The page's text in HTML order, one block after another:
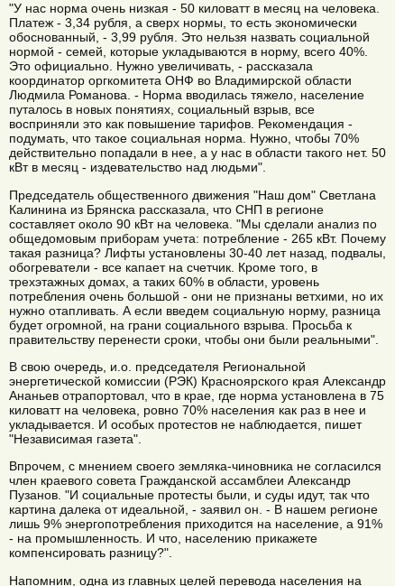
"У нас норма очень низкая - 50 киловатт в месяц на человека.
Платеж - 3,34 рубля, а сверх нормы, то есть экономически
обоснованный, - 3,99 рубля. Это нельзя назвать социальной
нормой - семей, которые укладываются в норму, всего 40%.
Это официально. Нужно увеличивать, - рассказала
координатор оргкомитета ОНФ во Владимирской области
Людмила Романова. - Норма вводилась тяжело, население
путалось в новых понятиях, социальный взрыв, все
восприняли это как повышение тарифов. Рекомендация -
подумать, что такое социальная норма. Нужно, чтобы 70%
действительно попадали в нее, а у нас в области такого нет. 50
кВт в месяц - издевательство над людьми".
Председатель общественного движения "Наш дом" Светлана
Калинина из Брянска рассказала, что СНП в регионе
составляет около 90 кВт на человека. "Мы сделали анализ по
общедомовым приборам учета: потребление - 265 кВт. Почему
такая разница? Лифты установлены 30-40 лет назад, подвалы,
обогреватели - все капает на счетчик. Кроме того, в
трехэтажных домах, а таких 60% в области, уровень
потребления очень большой - они не признаны ветхими, но их
нужно отапливать. А если введем социальную норму, разница
будет огромной, на грани социального взрыва. Просьба к
правительству перенести сроки, чтобы они были реальными".
В свою очередь, и.о. председателя Региональной
энергетической комиссии (РЭК) Красноярского края Александр
Ананьев отрапортовал, что в крае, где норма установлена в 75
киловатт на человека, ровно 70% населения как раз в нее и
укладывается. И особых протестов не наблюдается, пишет
"Независимая газета".
Впрочем, с мнением своего земляка-чиновника не согласился
член краевого совета Гражданской ассамблеи Александр
Пузанов. "И социальные протесты были, и суды идут, так что
картина далека от идеальной, - заявил он. - В нашем регионе
лишь 9% энергопотребления приходится на население, а 91%
- на промышленность. И что, населению прикажете
компенсировать разницу?".
Напомним, одна из главных целей перевода населения на